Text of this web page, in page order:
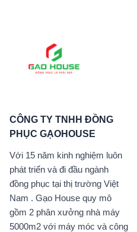
CÔNG TY TNHH ĐỒNG
PHỤC GẠOHOUSE
Với 15 năm kinh nghiệm luôn
phát triển và đi đầu ngành
đồng phục tại thị trường Việt
Nam . Gạo House quy mô
gồm 2 phân xưởng nhà máy
5000m2 với máy móc và công